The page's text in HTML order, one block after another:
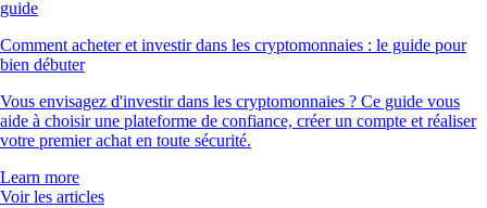
Comment acheter et investir dans les cryptomonnaies : le guide pour
bien débuter
Vous envisagez d'investir dans les cryptomonnaies ? Ce guide vous
aide à choisir une plateforme de confiance, créer un compte et réaliser
votre premier achat en toute sécurité.
Learn more
Voir les articles